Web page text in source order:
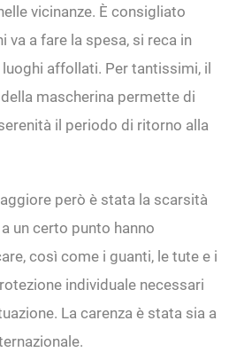
vicinanze. È consigliato
va a fare la spesa, si reca in
affollati. Per tantissimi, il
mascherina permette di
il periodo di ritorno alla
però è stata la scarsità
un certo punto hanno
così come i guanti, le tute e i
individuale necessari
La carenza è stata sia a